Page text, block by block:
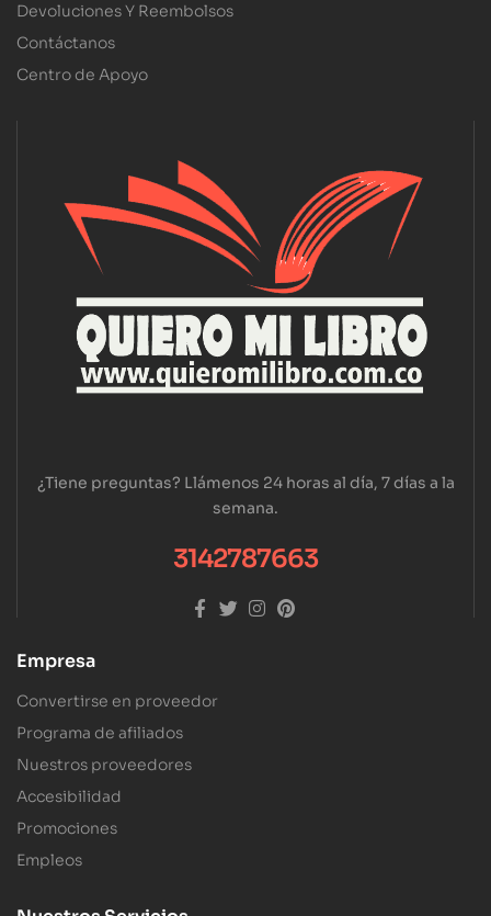
Devoluciones Y Reembolsos
Contáctanos
Centro de Apoyo
¿Tiene preguntas? Llámenos 24 horas al día, 7 días a la
semana.
3142787663
Empresa
Convertirse en proveedor
Programa de afiliados
Nuestros proveedores
Accesibilidad
Promociones
Empleos